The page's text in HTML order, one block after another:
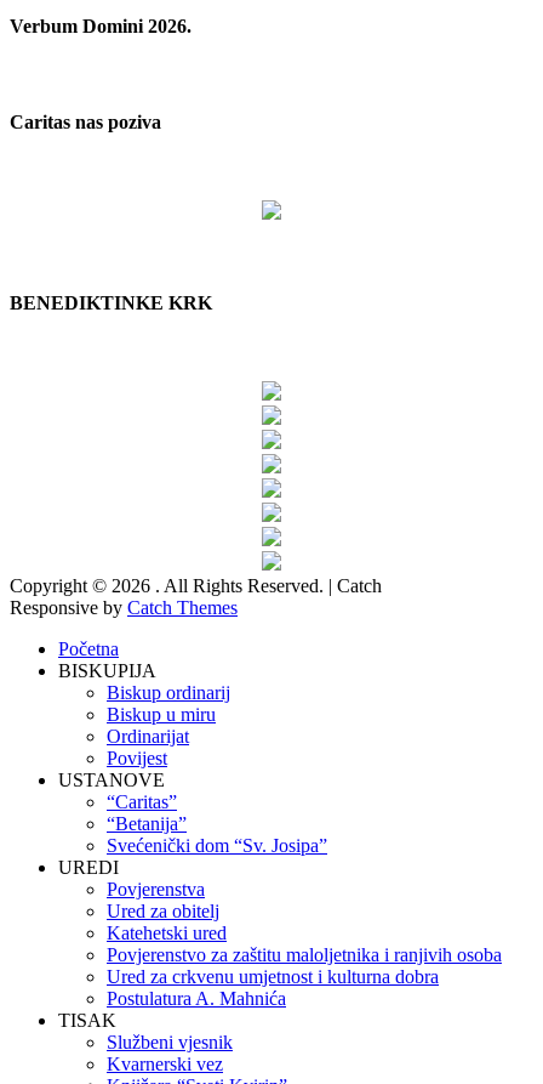
Verbum Domini 2026.
Caritas nas poziva
BENEDIKTINKE KRK
Copyright © 2026 . All Rights Reserved. | Catch
Responsive by Catch Themes
Početna
BISKUPIJA
Biskup ordinarij
Biskup u miru
Ordinarijat
Povijest
USTANOVE
“Caritas”
“Betanija”
Svećenički dom “Sv. Josipa”
UREDI
Povjerenstva
Ured za obitelj
Katehetski ured
Povjerenstvo za zaštitu maloljetnika i ranjivih osoba
Ured za crkvenu umjetnost i kulturna dobra
Postulatura A. Mahnića
TISAK
Službeni vjesnik
Kvarnerski vez